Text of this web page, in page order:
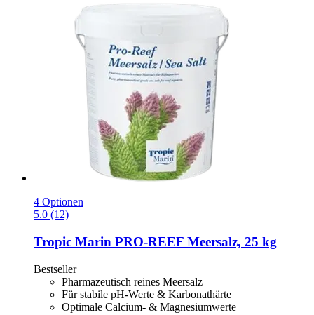
4 Optionen
5.0 (12)
Tropic Marin PRO-​REEF Meersalz, 25 kg
Bestseller
Pharmazeutisch reines Meersalz
Für stabile pH-Werte & Karbonathärte
Optimale Calcium- & Magnesiumwerte